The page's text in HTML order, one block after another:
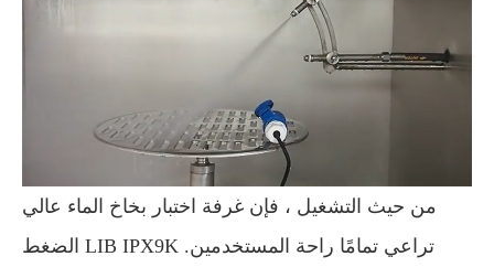
من حيث التشغيل ، فإن غرفة اختبار بخاخ الماء عالي
الضغط LIB IPX9K تراعي تمامًا راحة المستخدمين.